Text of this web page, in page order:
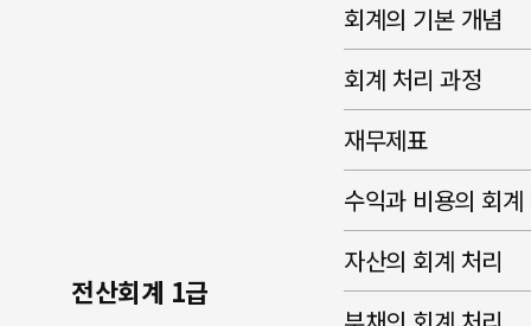
전산회계 1급
회계의 기본 개념
회계 처리 과정
재무제표
수익과 비용의 회계
자산의 회계 처리